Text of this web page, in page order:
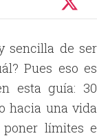
sencilla de ser
Pues eso es
esta guía: 30
hacia una vida
poner límites e